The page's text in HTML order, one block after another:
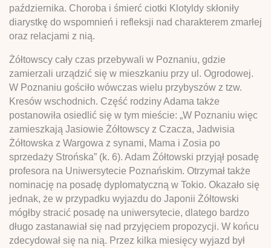
października. Choroba i śmierć ciotki Klotyldy skłoniły
diarystkę do wspomnień i refleksji nad charakterem zmarłej
oraz relacjami z nią.
Żółtowscy cały czas przebywali w Poznaniu, gdzie
zamierzali urządzić się w mieszkaniu przy ul. Ogrodowej.
W Poznaniu gościło wówczas wielu przybyszów z tzw.
Kresów wschodnich. Część rodziny Adama także
postanowiła osiedlić się w tym mieście: „W Poznaniu więc
zamieszkają Jasiowie Żółtowscy z Czacza, Jadwisia
Żółtowska z Wargowa z synami, Mama i Zosia po
sprzedaży Strońska” (k. 6). Adam Żółtowski przyjął posadę
profesora na Uniwersytecie Poznańskim. Otrzymał także
nominację na posadę dyplomatyczną w Tokio. Okazało się
jednak, że w przypadku wyjazdu do Japonii Żółtowski
mógłby stracić posadę na uniwersytecie, dlatego bardzo
długo zastanawiał się nad przyjęciem propozycji. W końcu
zdecydował się na nią. Przez kilka miesięcy wyjazd był